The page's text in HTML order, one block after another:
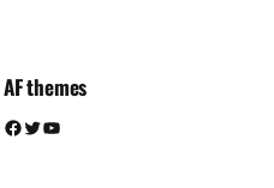
AF themes
Facebook Twitter YouTube